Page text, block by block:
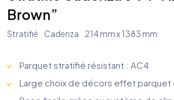
Brown”
214 mm x 1383 mm
Cadenza
Stratifié
Parquet stratifié résistant : AC4
Large choix de décors effet parquet